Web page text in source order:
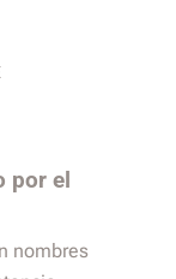
por el
nombres